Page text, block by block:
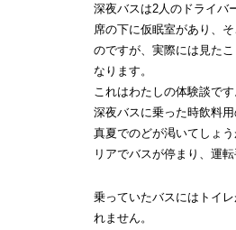
深夜バスは2人のドライバ
席の下に仮眠室があり、
のですが、実際には見た
なります。
これはわたしの体験談で
深夜バスに乗った時飲料
真夏でのどが渇いてしょ
リアでバスが停まり、運
乗っていたバスにはトイ
れません。